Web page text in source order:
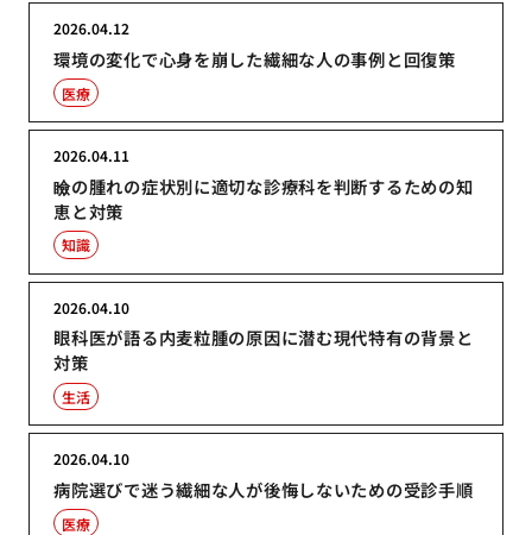
環境の変化で心身を崩した繊細な人の事例と回復策
2026.04.12
医療
瞼の腫れの症状別に適切な診療科を判断するための知
恵と対策
2026.04.11
知識
眼科医が語る内麦粒腫の原因に潜む現代特有の背景と
対策
2026.04.10
生活
病院選びで迷う繊細な人が後悔しないための受診手順
2026.04.10
医療